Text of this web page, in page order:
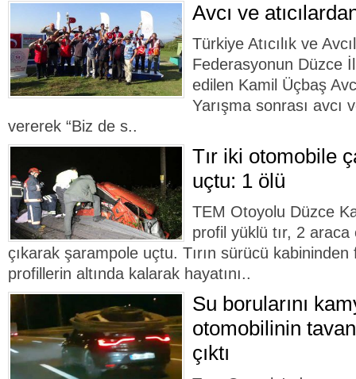
Avcı ve
Türkiye Atıcılık ve
Federasyonun Düzce
edilen Kamil Üçbaş
Yarışma sonrası avcı
vererek “Biz de s..
Tır iki otomobile
uçtu: 1 ölü
TEM Otoyolu Düzce
profil yüklü tır, 2
çıkarak şarampole uçtu. Tırın sürücü
profillerin altında kalarak hayatını..
Su borularını
otomobilinin
çıktı